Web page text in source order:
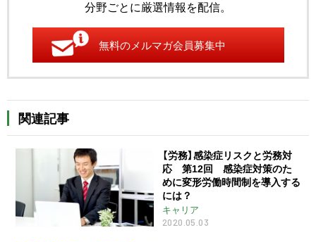
分野ごとに厳選情報を配信。
無料のメルマガ会員募集中
関連記事
【労務】感染症リスクと労務対
応 第12回 感染症対策のた
めに変形労働時間制を導入する
には？
キャリア
2020.05.03